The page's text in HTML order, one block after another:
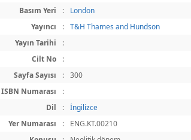
Basım Yeri
:
London
Yayıncı
:
T&H Thames and Hundson
Yayın Tarihi
:
Cilt No
:
Sayfa Sayısı
:
300
ISBN Numarası
:
Dil
:
İngilizce
Yer Numarası
:
ENG.KT.00210